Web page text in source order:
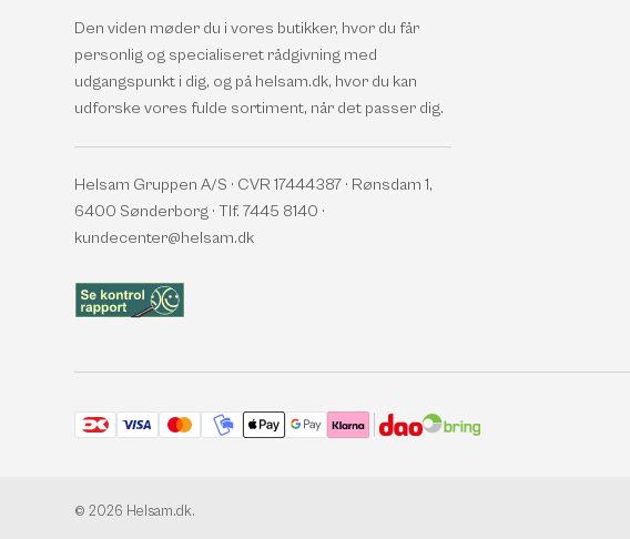
Den viden møder du i vores butikker, hvor du får
personlig og specialiseret rådgivning med
udgangspunkt i dig, og på helsam.dk, hvor du kan
udforske vores fulde sortiment, når det passer dig.
Helsam Gruppen A/S · CVR 17444387 · Rønsdam 1,
6400 Sønderborg · Tlf. 7445 8140 ·
kundecenter@helsam.dk
Accepterede betalingsmetoder
© 2026 Helsam.dk.